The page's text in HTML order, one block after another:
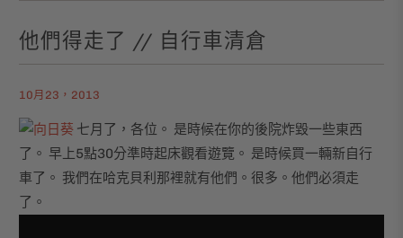
他們得走了 // 自行車清倉
10月23，2013
七月了，各位。 是時候在你的後院炸毀一些東西
了。 早上5點30分準時起床觀看遊覽。 是時候買一輛新自行
車了。 我們在哈克貝利那裡就有他們。很多。他們必須走
了。